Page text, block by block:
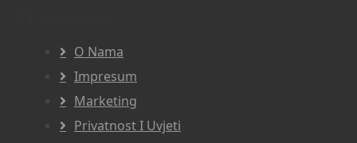
O Nama
Impresum
Marketing
Privatnost I Uvjeti